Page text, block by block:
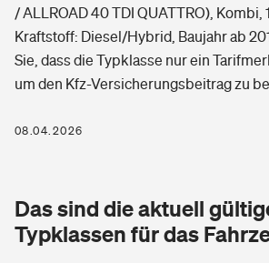
Arbeitsrechtsschutz
Berufshaftpflichtversicherung
Zur Übersicht
Tools
Elementarversicherung
Glasversicherung
Pri­vate Haft­pflicht­
Kinderunfall­ver­si­che­rung
Gesundheit
Private Krankenversicherung
Dread-Disease-Versicherung
/ ALLROAD 40 TDI QUATTRO), Kombi,
Kraftstoff: Diesel/Hybrid, Baujahr ab
Sie, dass die Typklasse nur ein
um den Kfz-Versicherungsbeitrag zu
08.04.2026
Das sind die aktuell
Typklassen für das